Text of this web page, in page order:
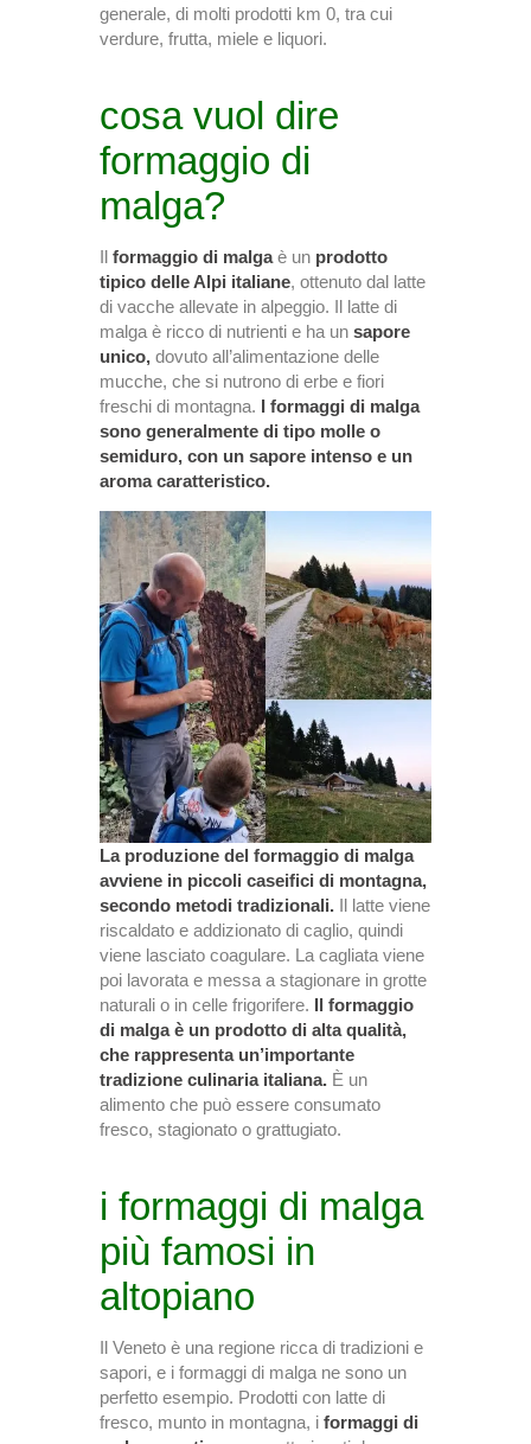
generale, di molti prodotti km 0, tra cui
verdure, frutta, miele e liquori.
cosa vuol dire
formaggio di
malga?
Il formaggio di malgaè un prodotto
tipico delle Alpi italiane, ottenuto dal latte
di vacche allevate in alpeggio. Il latte di
malga è ricco di nutrienti e ha un sapore
unico, dovuto all’alimentazione delle
mucche, che si nutrono di erbe e fiori
freschi di montagna. I formaggi di malga
sono generalmente di tipo molle o
semiduro, con un sapore intenso e un
aroma caratteristico.
La produzione del formaggio di malga
avviene in piccoli caseifici di montagna,
secondo metodi tradizionali. Il latte viene
riscaldato e addizionato di caglio, quindi
viene lasciato coagulare. La cagliata viene
poi lavorata e messa a stagionare in grotte
naturali o in celle frigorifere. Il formaggio
di malga è un prodotto di alta qualità,
che rappresenta un’importante
tradizione culinaria italiana. È un
alimento che può essere consumato
fresco, stagionato o grattugiato.
i formaggi di malga
più famosi in
altopiano
Il Veneto è una regione ricca di tradizioni e
sapori, e i formaggi di malga ne sono un
perfetto esempio. Prodotti con latte di
fresco, munto in montagna, i formaggi di